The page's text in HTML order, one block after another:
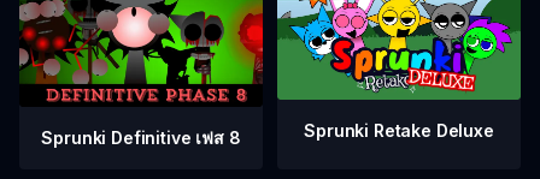
Sprunki Definitive เฟส 8 Sprunki Retake Deluxe